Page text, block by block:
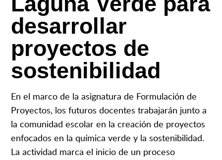
desarrollar
proyectos de
sostenibilidad
En el marco de la asignatura de Formulación de
Proyectos, los futuros docentes trabajarán junto a
la comunidad escolar en la creación de proyectos
enfocados en la química verde y la sostenibilidad.
La actividad marca el inicio de un proceso